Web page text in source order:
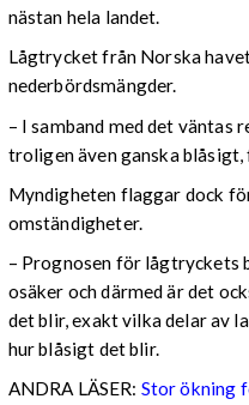
nästan hela landet.
Lågtrycket från Norska
nederbördsmängder.
– I samband med det väntas
troligen även ganska blåsigt,
Myndigheten flaggar dock
omständigheter.
– Prognosen för lågtryckets
osäker och därmed är det
det blir, exakt vilka delar av
hur blåsigt det blir.
ANDRA LÄSER: Stor ökning